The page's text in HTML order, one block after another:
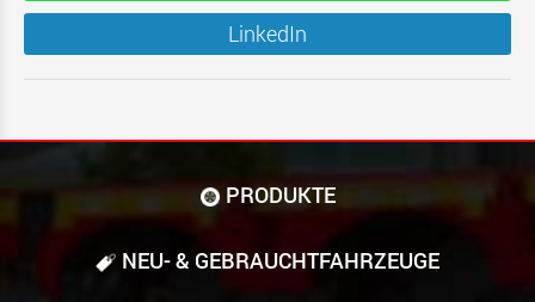
LinkedIn
PRODUKTE
NEU- & GEBRAUCHT­FAHRZEUGE